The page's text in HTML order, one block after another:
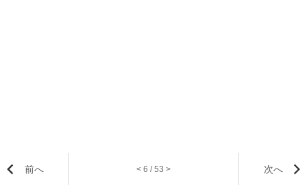
前へ < 6 / 53 > 次へ